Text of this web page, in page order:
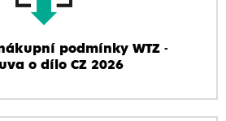
podmínky WTZ -
o dílo CZ 2026